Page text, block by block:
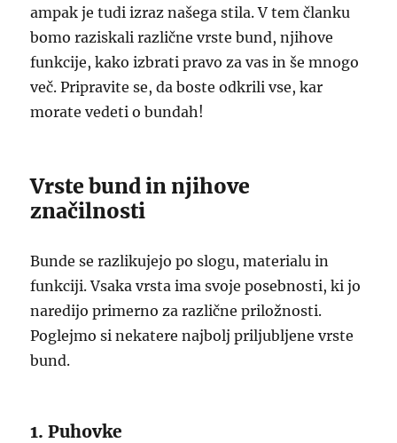
ampak je tudi izraz našega stila. V tem članku
bomo raziskali različne vrste bund, njihove
funkcije, kako izbrati pravo za vas in še mnogo
več. Pripravite se, da boste odkrili vse, kar
morate vedeti o bundah!
Vrste bund in njihove
značilnosti
Bunde se razlikujejo po slogu, materialu in
funkciji. Vsaka vrsta ima svoje posebnosti, ki jo
naredijo primerno za različne priložnosti.
Poglejmo si nekatere najbolj priljubljene vrste
bund.
1. Puhovke